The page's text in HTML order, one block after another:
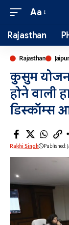
Aa
Rajasthan
Rajasthan Jaipur
कुसुम
होने वाली
डिस्कॉम्स
Rakhi Singh Published: